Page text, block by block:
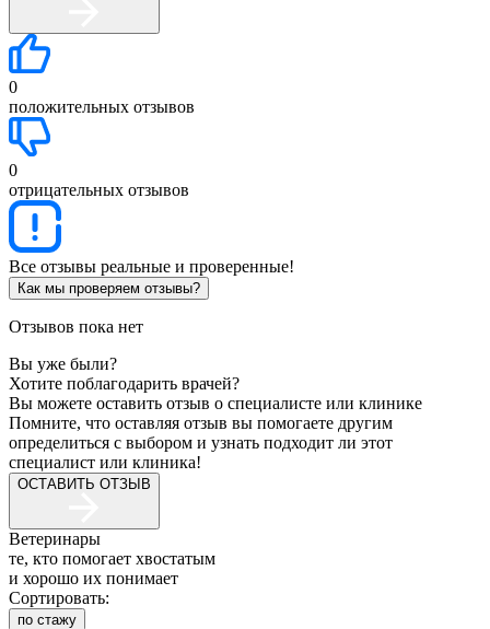
0
положительных отзывов
0
отрицательных отзывов
Все отзывы реальные и проверенные!
Как мы проверяем отзывы?
Отзывов пока нет
Вы уже были?
Хотите поблагодарить врачей?
Вы можете оставить отзыв о специалисте или клинике
Помните, что оставляя отзыв вы помогаете другим
определиться с выбором и узнать подходит ли этот
специалист или клиника!
ОСТАВИТЬ ОТЗЫВ
Ветеринары
те, кто помогает хвостатым
и хорошо их понимает
Сортировать:
по стажу